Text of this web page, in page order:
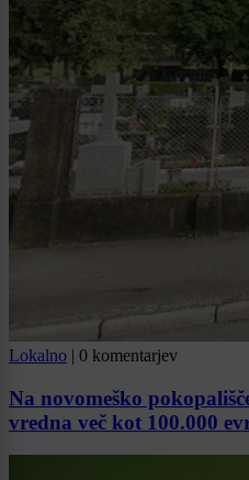
Lokalno | 0 komentarjev
Na novomeško
vredna več kot 100.000